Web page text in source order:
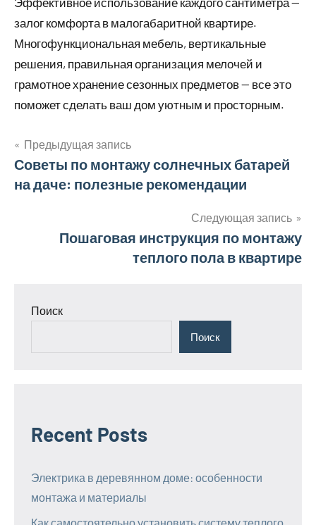
залог комфорта в малогабаритной квартире.
Многофункциональная мебель, вертикальные
решения, правильная организация мелочей и
грамотное хранение сезонных предметов — все это
поможет сделать ваш дом уютным и просторным.
Навигация
по
Предыдущая запись
Советы по монтажу солнечных батарей
на даче: полезные рекомендации
Следующая запись
Пошаговая инструкция по монтажу
теплого пола в квартире
Поиск
Поиск
Recent Posts
Электрика в деревянном доме: особенности
монтажа и материалы
Как самостоятельно установить систему теплого